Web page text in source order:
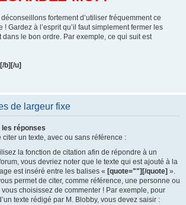
fortement d’utiliser fréquemment ce
! Gardez à l’esprit qu’il faut simplement fermer les
dans le bon ordre. Par exemple, ce qui suit est
[/b][/u]
de largeur fixe
réponses
citer un texte, avec ou sans référence :
la fonction de citation afin de répondre à un
vous devriez noter que le texte qui est ajouté à la
est inséré entre les balises « [quote=""][/quote] ».
permet de citer, comme référence, une personne ou
choisissez de commenter ! Par exemple, pour
texte rédigé par M. Blobby, vous devez saisir :